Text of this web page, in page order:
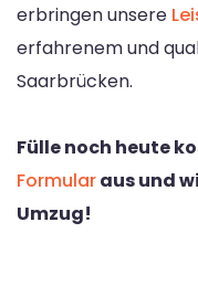
erbringen unsere
erfahrenem und
Saarbrücken.
Fülle noch heute
Formularaus und
Umzug!